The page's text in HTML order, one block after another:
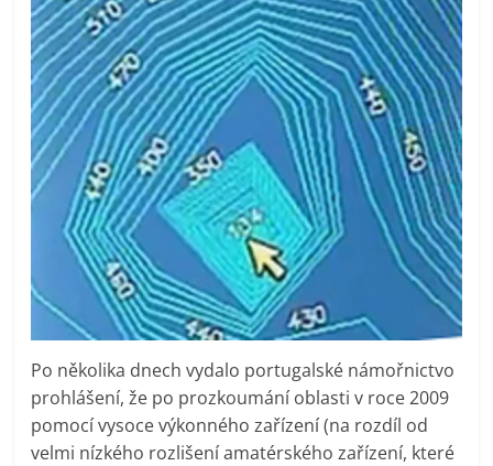
Po několika dnech vydalo portugalské námořnictvo
prohlášení, že po prozkoumání oblasti v roce 2009
pomocí vysoce výkonného zařízení (na rozdíl od
velmi nízkého rozlišení amatérského zařízení, které